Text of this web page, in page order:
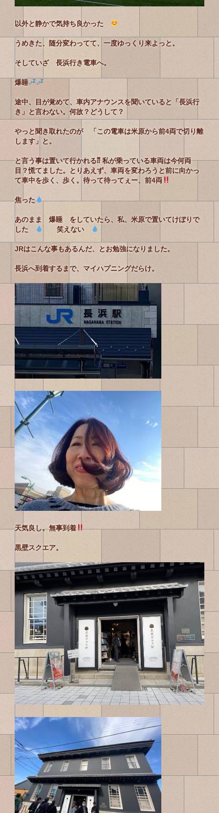
以外と静かで気持ち良かった
うめきた、随分変わってて、一度ゆっくり来よっと。
そしていざ 長浜行き電車へ。
爆睡
途中、目が覚めて、車内アナウンスを聞いていると「長浜行
き」と言わない。何故？どうして？
やっと聞き取れたのが 「この電車は米原から前4両で切り離
します」と。
と言う事は置いて行かれる⁇ 私が乗っている車両は今何両
目？慌てました。とりあえず、車両を変わろうと前に向かっ
て車中を歩く、歩く。待って待ってぇー、前4両
焦った
あのまま 爆睡 をしていたら、私、米原で置いてけぼりで
した
笑えない
JRはこんな事もあるんだ、とお勉強になりました。
長浜へ到着するまで、マイハプニングだらけ。
天気良し。無事到着
黒壁スクエア。